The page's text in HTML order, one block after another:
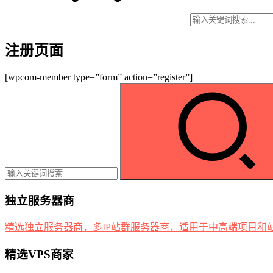
注册页面
[wpcom-member type=”form” action=”register”]
独立服务器商
精选独立服务器商，多IP站群服务器商，适用于中高端项目和
精选VPS商家